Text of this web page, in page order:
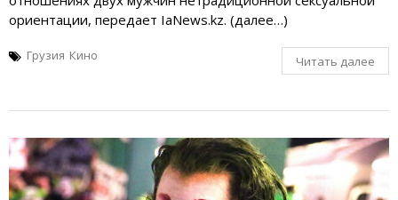
ориентации, передает IaNews.kz. (далее…)
Грузия Кино Читать далее